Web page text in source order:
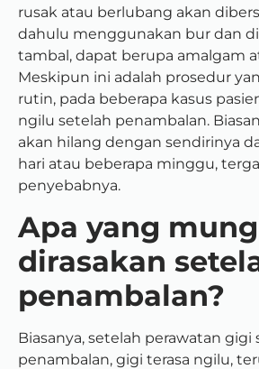
rusak atau berlubang akan
dahulu menggunakan bur dan
tambal, dapat berupa amalgam
Meskipun ini adalah prosedur
rutin, pada beberapa kasus
ngilu setelah penambalan.
akan hilang dengan sendirinya
hari atau beberapa minggu,
penyebabnya.
Apa yang
dirasakan
penambalan?
Biasanya, setelah perawatan gigi
penambalan, gigi terasa ngilu,